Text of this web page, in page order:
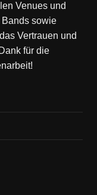
Venues und
Bands sowie
Vertrauen und
für die